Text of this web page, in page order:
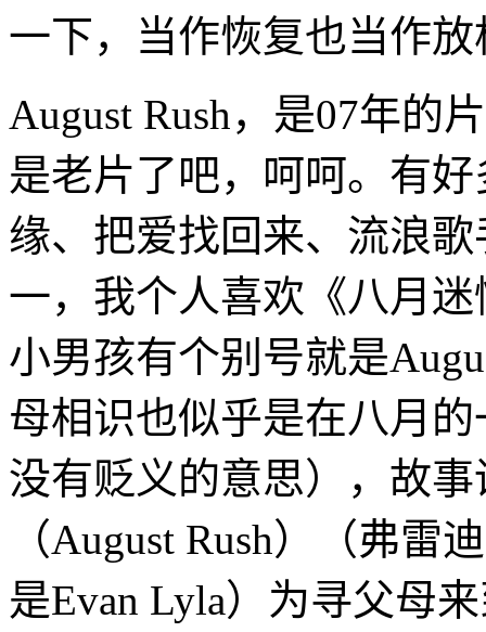
一下，当作恢复也当作放
August Rush，是07年的
是老片了吧，呵呵。有
缘、把爱找回来、流浪
一，我个人喜欢《八月
小男孩有个别号就是
母相识也似乎是在八月
没有贬义的意思），故
（August Rush）（弗雷
是Evan Lyla）为寻父母